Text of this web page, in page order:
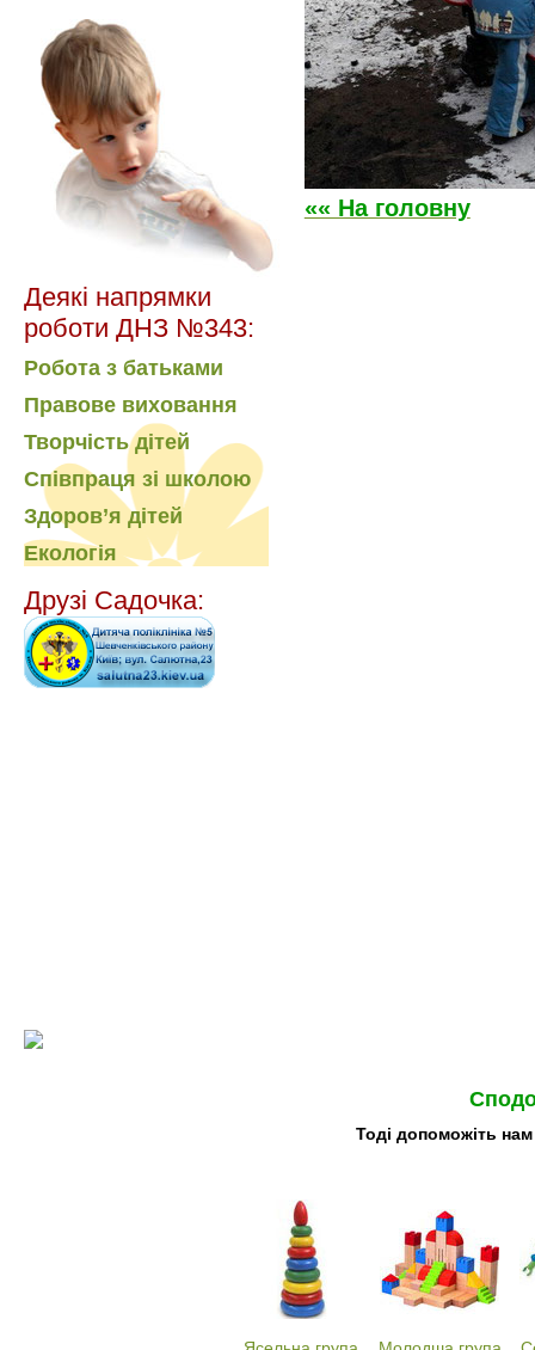
Деякі напрямки
роботи ДНЗ №343:
Робота з батьками
Правове виховання
Творчість дітей
Співпраця зі школою
Здоров’я дітей
Екологія
Друзі Садочка:
«« На головну
Тоді допоможіть